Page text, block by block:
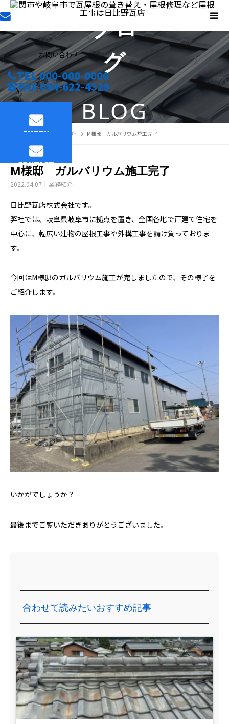
お問い合わせ
TEL 000-000-0000
FAX 054-622-4329
ENTRY
CONTACT
ブロ
グ
BLOG
ブログ 業務紹介 M様邸 ガルバリウム施工完了
M様邸 ガルバリウム施工完了
2022.04.07 業務紹介
日比野瓦店株式会社です。
弊社では、岐阜県岐阜市に拠点を置き、全国各地で戸建て住宅を
中心に、幅広い建物の屋根工事や外構工事を請け負っておりま
す。
今回はM様邸のガルバリウム施工が完しましたので、その様子を
ご紹介します。
いかがでしょうか？
最後までご覧いただきありがとうございました。
合わせて読みたいおすすめ記事